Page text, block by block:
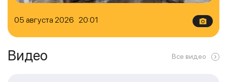
05 августа 2026 20:01
Видео Все видео